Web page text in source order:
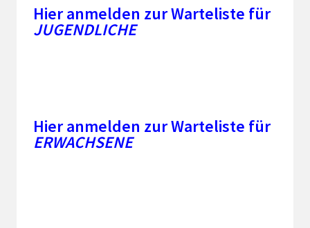
Hier anmelden zur Warteliste für
JUGENDLICHE
Hier anmelden zur Warteliste für
ERWACHSENE